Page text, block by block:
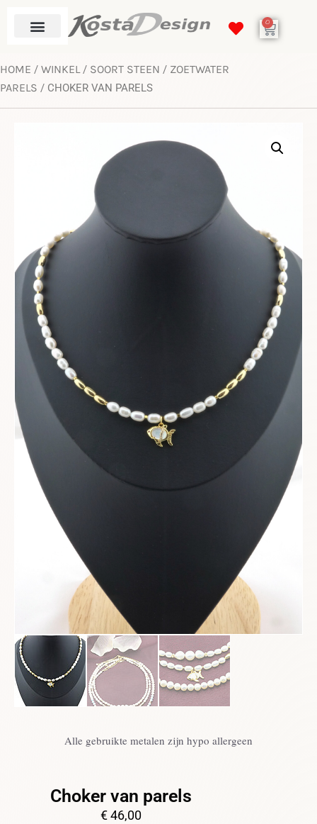
0
HOME / WINKEL/ SOORT STEEN / ZOETWATER
PARELS / CHOKER VAN PARELS
Alle gebruikte metalen zijn hypo allergeen
Choker van parels
€46,00